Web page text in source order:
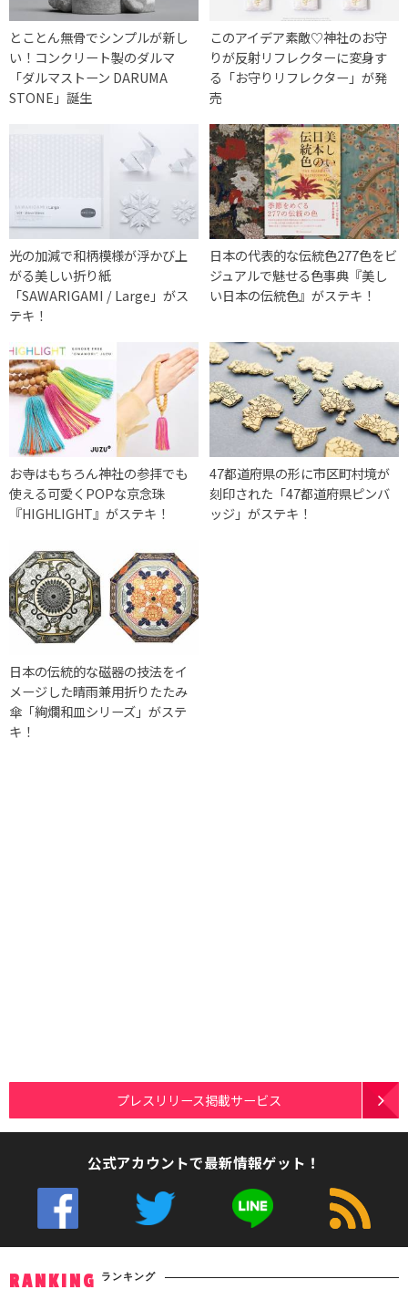
とことん無骨でシンプルが新し
い！コンクリート製のダルマ
「ダルマストーン DARUMA
STONE」誕生
このアイデア素敵♡神社のお守
りが反射リフレクターに変身す
る「お守りリフレクター」が発
売
光の加減で和柄模様が浮かび上
がる美しい折り紙
「SAWARIGAMI / Large」がス
テキ！
日本の代表的な伝統色277色をビ
ジュアルで魅せる色事典『美し
い日本の伝統色』がステキ！
お寺はもちろん神社の参拝でも
使える可愛くPOPな京念珠
『HIGHLIGHT』がステキ！
47都道府県の形に市区町村境が
刻印された「47都道府県ピンバ
ッジ」がステキ！
日本の伝統的な磁器の技法をイ
メージした晴雨兼用折りたたみ
傘「絢爛和皿シリーズ」がステ
キ！
プレスリリース掲載サービス
公式アカウントで最新情報ゲット！
RANKING ランキング